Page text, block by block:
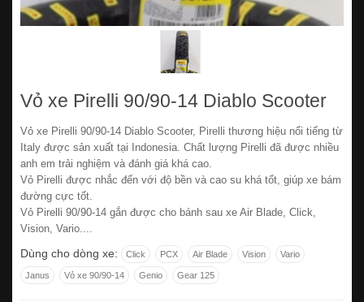
Vỏ xe Pirelli 90/90-14 Diablo Scooter
Vỏ xe Pirelli 90/90-14 Diablo Scooter, Pirelli thương hiệu nổi tiếng từ
Italy được sản xuất tại Indonesia. Chất lượng Pirelli đã được nhiều
anh em trải nghiệm và đánh giá khá cao.
Vỏ Pirelli được nhắc đến với độ bền và cao su khá tốt, giúp xe bám
đường cực tốt.
Vỏ Pirelli 90/90-14 gắn được cho bánh sau xe Air Blade, Click,
Vision, Vario....
Dùng cho dòng xe: Click PCX Air Blade Vision Vario
Janus Vỏ xe 90/90-14 Genio Gear 125